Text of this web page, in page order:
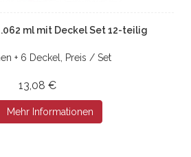
ml mit Deckel Set 12-teilig
+ 6 Deckel, Preis / Set
13,08 €
Mehr Informationen